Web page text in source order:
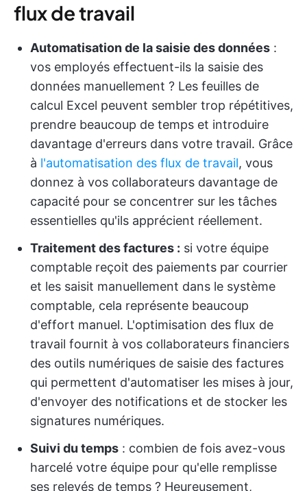
flux de travail
Automatisation de la saisie des données :
vos employés effectuent-ils la saisie des
données manuellement ? Les feuilles de
calcul Excel peuvent sembler trop répétitives,
prendre beaucoup de temps et introduire
davantage d'erreurs dans votre travail. Grâce
à l'automatisation des flux de travail, vous
donnez à vos collaborateurs davantage de
capacité pour se concentrer sur les tâches
essentielles qu'ils apprécient réellement.
Traitement des factures : si votre équipe
comptable reçoit des paiements par courrier
et les saisit manuellement dans le système
comptable, cela représente beaucoup
d'effort manuel. L'optimisation des flux de
travail fournit à vos collaborateurs financiers
des outils numériques de saisie des factures
qui permettent d'automatiser les mises à jour,
d'envoyer des notifications et de stocker les
signatures numériques.
Suivi du temps : combien de fois avez-vous
harcelé votre équipe pour qu'elle remplisse
ses relevés de temps ? Heureusement,